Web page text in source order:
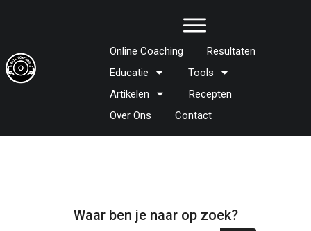
Online Coaching
Resultaten
Educatie
Tools
Artikelen
Recepten
Over Ons
Contact
Waar ben je naar op zoek?